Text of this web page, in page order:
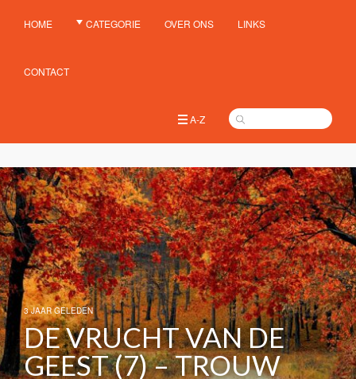
HOME CATEGORIE OVER ONS LINKS
CONTACT
A-Z
3 JAAR GELEDEN
DE VRUCHT VAN DE
GEEST (7) – TROUW